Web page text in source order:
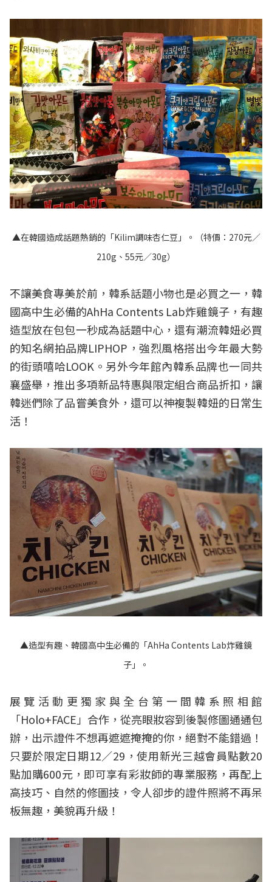
▲在韓國造成話題熱銷的「Kilim調味杏仁豆」。（特價：270元／
210g、55元／30g）
不讓美食專美於前，韓系話題小物也是必買之一，韓
國高中生必備的AhHa Contents Lab炸雞鏡子，有趣
造型放在包包一秒成為話題中心，還有潮流韓妞必買
的知名網拍品牌LIPHOP，強烈風格搭出今年最大勢
的街頭嘻哈LOOK。另外今年館內韓系品牌也一同共
襄盛舉，推出多項新品特惠與限定組合商品折扣，讓
韓迷們除了品嘗美食外，還可以神複製韓妞的日常生
活！
▲造型有趣、韓國高中生必備的「AhHa Contents Lab炸雞鏡
子」。
展覽活動更獨家與全台第一間韓系照相館
「Holo+FACE」合作，從亮眼妝容到後製修圖通通包
辦，出示證件不想再遮遮掩掩的你，絕對不能錯過！
只要於限定日期12／29，使用新光三越會員點數20
點加購600元，即可享有彩妝師的專業服務，再配上
高技巧、自然的修圖技，令人卻步的證件照將不再呆
板無趣，美貌再升級！